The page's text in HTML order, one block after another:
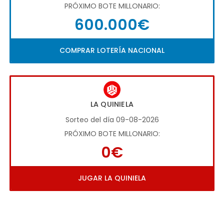
PRÓXIMO BOTE MILLONARIO:
600.000€
COMPRAR LOTERÍA NACIONAL
LA QUINIELA
Sorteo del día 09-08-2026
PRÓXIMO BOTE MILLONARIO:
0€
JUGAR LA QUINIELA